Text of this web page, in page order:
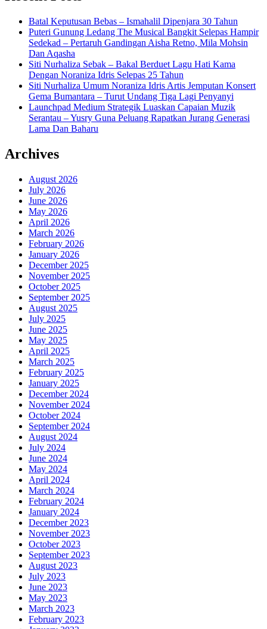
Batal Keputusan Bebas – Ismahalil Dipenjara 30 Tahun
Puteri Gunung Ledang The Musical Bangkit Selepas Hampir
Sedekad – Pertaruh Gandingan Aisha Retno, Mila Mohsin
Dan Aqasha
Siti Nurhaliza Sebak – Bakal Berduet Lagu Hati Kama
Dengan Noraniza Idris Selepas 25 Tahun
Siti Nurhaliza Umum Noraniza Idris Artis Jemputan Konsert
Gema Bumantara – Turut Undang Tiga Lagi Penyanyi
Launchpad Medium Strategik Luaskan Capaian Muzik
Serantau – Yusry Guna Peluang Rapatkan Jurang Generasi
Lama Dan Baharu
Archives
August 2026
July 2026
June 2026
May 2026
April 2026
March 2026
February 2026
January 2026
December 2025
November 2025
October 2025
September 2025
August 2025
July 2025
June 2025
May 2025
April 2025
March 2025
February 2025
January 2025
December 2024
November 2024
October 2024
September 2024
August 2024
July 2024
June 2024
May 2024
April 2024
March 2024
February 2024
January 2024
December 2023
November 2023
October 2023
September 2023
August 2023
July 2023
June 2023
May 2023
March 2023
February 2023